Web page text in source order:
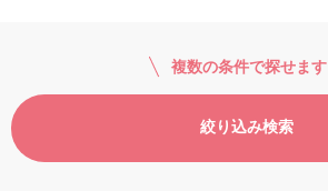
複数の条件で探せます
絞り込み検索